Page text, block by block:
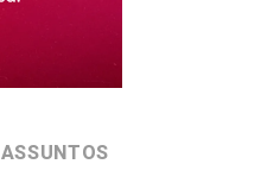
ASSUNTOS